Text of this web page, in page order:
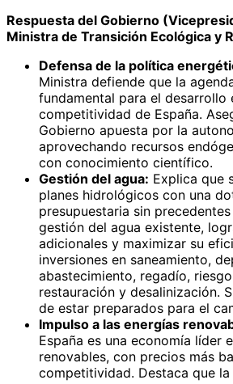
Respuesta del Gobierno
Ministra de Transición Ecológica y
Defensa de la política
Ministra defiende que la
fundamental para el desarrollo
competitividad de España.
Gobierno apuesta por la
aprovechando recursos
con conocimiento científico.
Gestión del agua: Explica que
planes hidrológicos con una
presupuestaria sin
gestión del agua existente,
adicionales y maximizar su
inversiones en saneamiento,
abastecimiento, regadío,
restauración y desalinización.
de estar preparados para el
Impulso a las energías
España es una economía líder
renovables, con precios más
competitividad. Destaca que